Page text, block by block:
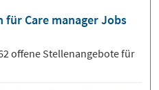
für Care manager Jobs
offene Stellenangebote für